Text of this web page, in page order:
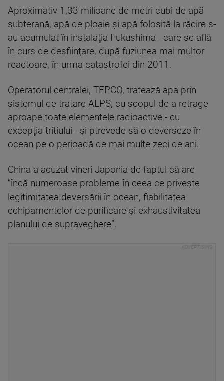
Aproximativ 1,33 milioane de metri cubi de apă
subterană, apă de ploaie şi apă folosită la răcire s-
au acumulat în instalaţia Fukushima - care se află
în curs de desfiinţare, după fuziunea mai multor
reactoare, în urma catastrofei din 2011.
Operatorul centralei, TEPCO, tratează apa prin
sistemul de tratare ALPS, cu scopul de a retrage
aproape toate elementele radioactive - cu
excepţia tritiului - şi ptrevede să o deverseze în
ocean pe o perioadă de mai multe zeci de ani.
China a acuzat vineri Japonia de faptul că are
”încă numeroase probleme în ceea ce priveşte
legitimitatea deversării în ocean, fiabilitatea
echipamentelor de purificare şi exhaustivitatea
planului de supraveghere”.